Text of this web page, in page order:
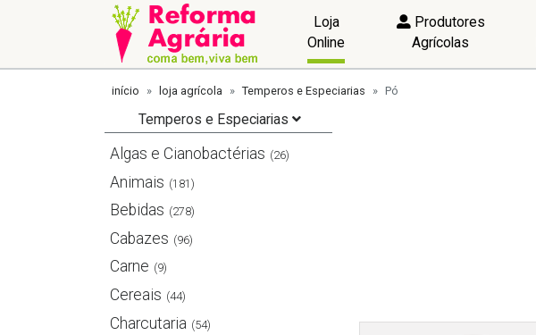
Loja
Online
Produtores
Agrícolas
início loja agrícola Temperos e Especiarias Pó
Temperos e Especiarias
Algas e Cianobactérias (26)
Animais (181)
Bebidas (278)
Cabazes (96)
Carne (9)
Cereais (44)
Charcutaria (54)